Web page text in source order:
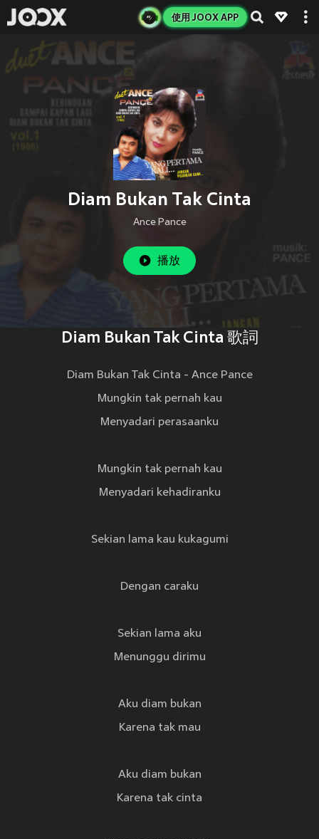
使用 JOOX APP
Diam Bukan Tak Cinta
Ance Pance
播放
Diam Bukan Tak Cinta 歌詞
Diam Bukan Tak Cinta - Ance Pance
Mungkin tak pernah kau
Menyadari perasaanku
Mungkin tak pernah kau
Menyadari kehadiranku
Sekian lama kau kukagumi
Dengan caraku
Sekian lama aku
Menunggu dirimu
Aku diam bukan
Karena tak mau
Aku diam bukan
Karena tak cinta